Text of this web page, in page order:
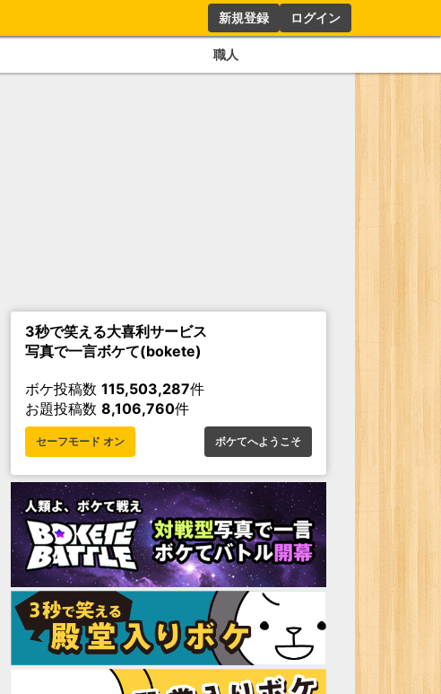
新規登録 ログイン
職人
3秒で笑える大喜利サービス
写真で一言ボケて(bokete)
ボケ投稿数 115,503,287件
お題投稿数 8,106,760件
セーフモード オン ボケてへようこそ